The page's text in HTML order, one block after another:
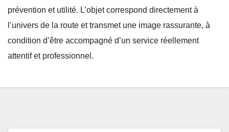
prévention et utilité. L’objet correspond directement à
l’univers de la route et transmet une image rassurante, à
condition d’être accompagné d’un service réellement
attentif et professionnel.